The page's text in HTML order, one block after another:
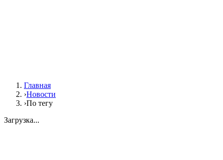
Главная
›Новости
›По тегу
Загрузка...